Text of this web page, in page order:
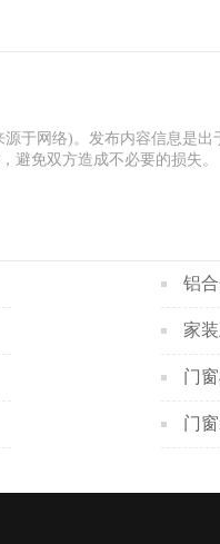
于网络)。发布内容信息是
避免双方造成不必要的损失。
铝
家
门
门